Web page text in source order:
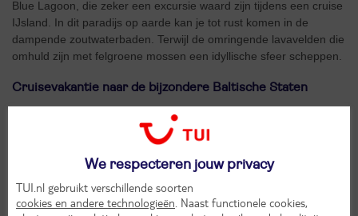
Blue Lagoon, die zeker een excursie waard zijn tijdens een cruise
IJsland. In dit paradijs op aarde kan je tot rust komen in de
dampende zoutwaterbaden. Terwijl de omringende lavavelden die
omhuld zijn met felgroene mossen een idyllische sfeer scheppen.
Cruisevakantie naar de bijzondere Baltische Staten
Wie helemaal een unieke cruisevakantie wil ervaren kan met een
cruiseschip van MSC Cruises op ontdekkingsreis naar
de Baltische Staten. Dobberend over de Oostzee vertrek je
richting deze feeërieke landen in Noord-Europa. Zo is het tijdens
noordelijk gelegen hoofdstad van Estland staat bol van de
eeuwenoude bezienswaardigheden die een onvergetelijk geheel
We respecteren jouw privacy
TUI.nl gebruikt verschillende soorten
cookies en andere technologieën . Naast functionele cookies,